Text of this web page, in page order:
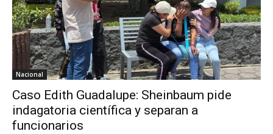
Nacional
Caso Edith Guadalupe: Sheinbaum pide
indagatoria científica y separan a
funcionarios